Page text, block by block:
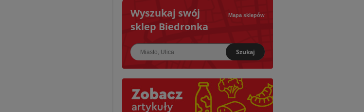
Wyszukaj swój
sklep Biedronka
Mapa sklepów
Szukaj